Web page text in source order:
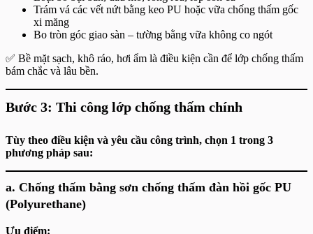
Trám vá các vết nứt bằng keo PU hoặc vữa chống thấm gốc
xi măng
Bo tròn góc giao sàn – tường bằng vữa không co ngót
✅ Bề mặt sạch, khô ráo, hơi ẩm là điều kiện cần để lớp chống thấm
bám chắc và lâu bền.
Bước 3: Thi công lớp chống thấm chính
Tùy theo điều kiện và yêu cầu công trình, chọn 1 trong 3
phương pháp sau:
a. Chống thấm bằng sơn chống thấm đàn hồi gốc PU
(Polyurethane)
Ưu điểm: